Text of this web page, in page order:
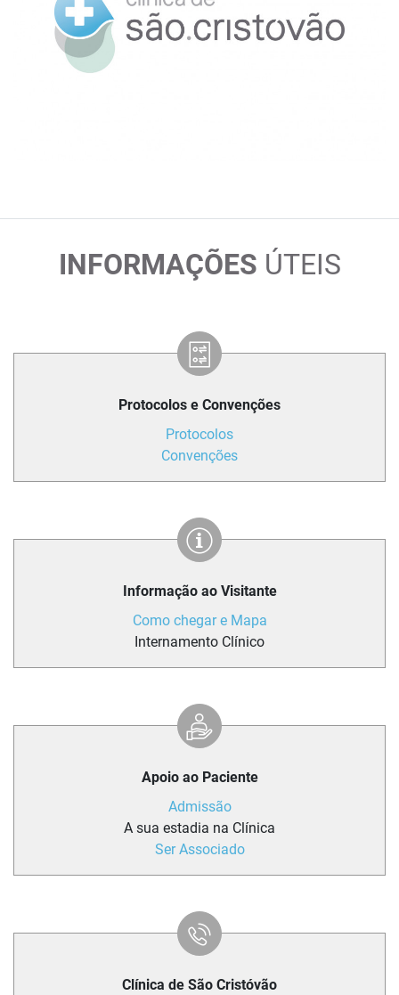
INFORMAÇÕES ÚTEIS
Protocolos e Convenções
Protocolos
Convenções
Informação ao Visitante
Como chegar e Mapa
Internamento Clínico
Apoio ao Paciente
Admissão
A sua estadia na Clínica
Ser Associado
Clínica de São Cristóvão